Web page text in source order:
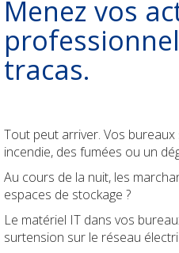
Durabilité
Check-up Assurances
Dirigeant d'entreprise
Vos finances
Vos biens
Dirigeant d'entreprise
Vos finances
Check-up Assurances
Qui sommes-nous
Menez vos
tracas.
Tout peut arriver. Vos
incendie, des fumées ou un
Au cours de la nuit, les
espaces de stockage ?
Le matériel IT dans vos
surtension sur le réseau